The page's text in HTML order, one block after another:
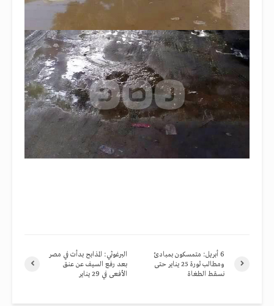
البرغوثي: المذابح بدأت في مصر
بعد رفع السيف عن عنق
الأفعى في 29 يناير
6 أبريل: متمسكون بمبادئ
ومطالب ثورة 25 يناير حتى
نسقط الطغاة